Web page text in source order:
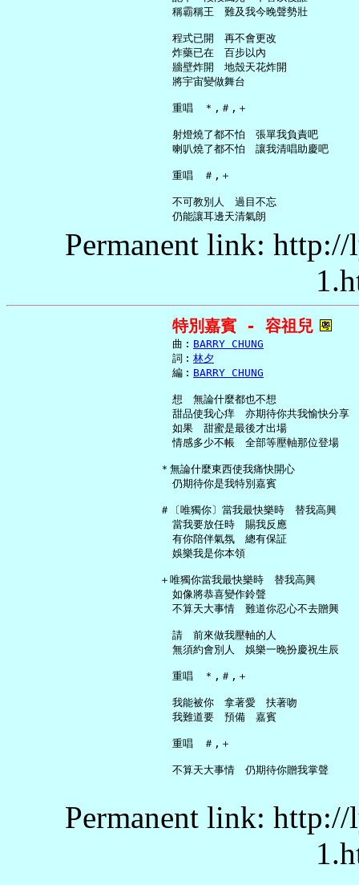
     稱霸稱王　難及我今晚聲勢壯
     程式已開　再不會更改
     炸藥已在　百步以內
     牆壁炸開　地殼天花炸開
     將宇宙變做舞台
     重唱　＊,＃,＋
     射燈燒了都不怕　張單我負責吧
     喇叭燒了都不怕　讓我清唱助慶吧
     重唱　＃,＋
     不可教別人　過目不忘
Permanent link:
特別嘉賓 - 容祖兒
     曲︰
BARRY CHUNG
     詞︰
林夕
     編︰
BARRY CHUNG
     想　無論什麼都也不想
     甜品使我心痒　亦期待你共我愉快分享
     如果　甜蜜是最後才出場
     情感多少不帳　全部等壓軸那位登場
   ＊無論什麼東西使我痛快開心
     仍期待你是我特別嘉賓
   ＃〔唯獨你〕當我最快樂時　替我高興
     當我要放任時　賜我反應
     有你陪伴氣氛　總有保証
     娛樂我是你本領
   ＋唯獨你當我最快樂時　替我高興
     如像將恭喜變作鈴聲
     不算天大事情　難道你忍心不去贈興
     請　前來做我壓軸的人
     無須約會別人　娛樂一晚扮慶祝生辰
     重唱　＊,＃,＋
     我能被你　拿著愛　扶著吻
     我難道要　預備　嘉賓
     重唱　＃,＋
Permanent link: